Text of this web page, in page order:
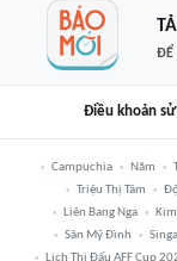
ĐỂ
Điều khoản
Campuchia Năm
Triệu Thị Tâm
Liên Bang Nga
Kim
Sân Mỹ Đình
Lịch Thi Đấu AFF Cup